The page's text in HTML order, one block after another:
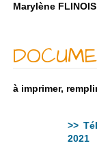
Marylène
à imprimer,
>>
2021